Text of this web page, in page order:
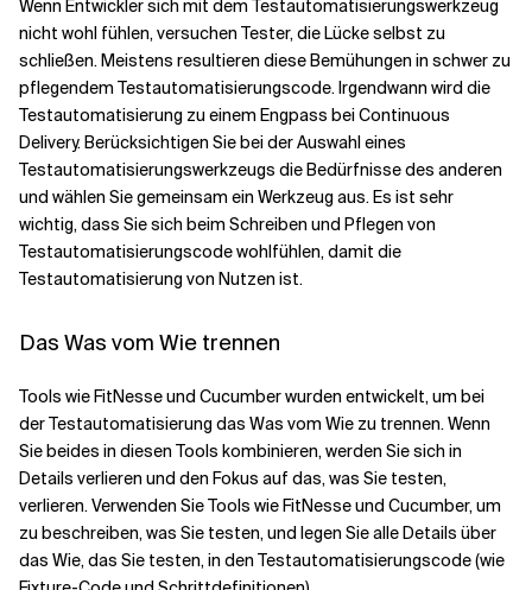
Wenn Entwickler sich mit dem Testautomatisierungswerkzeug
nicht wohl fühlen, versuchen Tester, die Lücke selbst zu
schließen. Meistens resultieren diese Bemühungen in schwer zu
pflegendem Testautomatisierungscode. Irgendwann wird die
Testautomatisierung zu einem Engpass bei Continuous
Delivery. Berücksichtigen Sie bei der Auswahl eines
Testautomatisierungswerkzeugs die Bedürfnisse des anderen
und wählen Sie gemeinsam ein Werkzeug aus. Es ist sehr
wichtig, dass Sie sich beim Schreiben und Pflegen von
Testautomatisierungscode wohlfühlen, damit die
Testautomatisierung von Nutzen ist.
Das Was vom Wie trennen
Tools wie FitNesse und Cucumber wurden entwickelt, um bei
der Testautomatisierung das Was vom Wie zu trennen. Wenn
Sie beides in diesen Tools kombinieren, werden Sie sich in
Details verlieren und den Fokus auf das, was Sie testen,
verlieren. Verwenden Sie Tools wie FitNesse und Cucumber, um
zu beschreiben, was Sie testen, und legen Sie alle Details über
das Wie, das Sie testen, in den Testautomatisierungscode (wie